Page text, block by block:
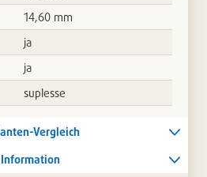
14,60 mm
ja
ja
suplesse
Vergleich
Information